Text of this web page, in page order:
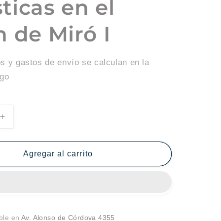
en el
de Miró I
y gastos de envío se calculan en la
Aumentar
para
Maravillas
con
jardín
Agregar al carrito
en Av. Alonso de Córdova 4355